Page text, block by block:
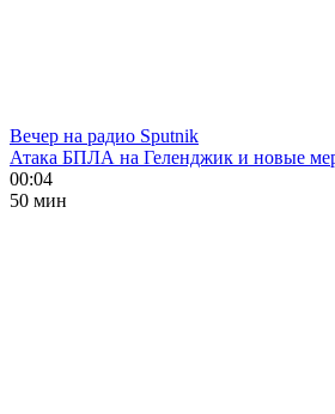
Вечер на радио Sputnik
Атака БПЛА на Геленджик и новые
00:04
50 мин